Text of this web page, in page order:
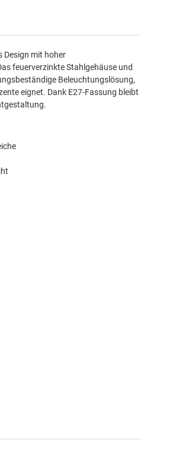
Design mit hoher
feuerverzinkte Stahlgehäuse und
Beleuchtungslösung,
eignet. Dank E27-Fassung bleibt